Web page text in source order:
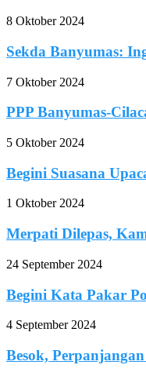
8 Oktober 2024
Sekda Banyumas:
7 Oktober 2024
PPP Banyumas-
5 Oktober 2024
Begini Suasana
1 Oktober 2024
Merpati Dilepas,
24 September 2024
Begini Kata Pakar
4 September 2024
Besok,